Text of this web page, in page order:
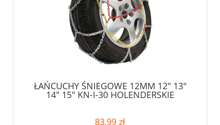
ŁAŃCUCHY ŚNIEGOWE 12MM 12" 13"
14" 15" KN-I-30 HOLENDERSKIE
83,99 zł